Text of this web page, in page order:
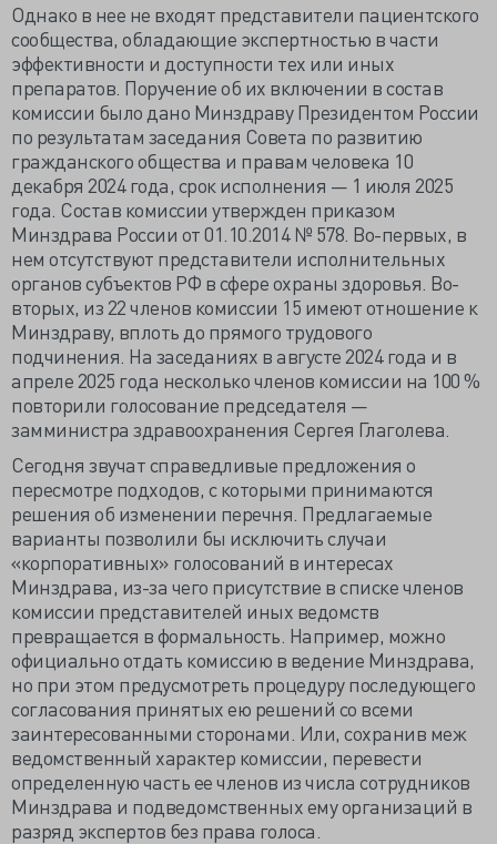
Однако в нее не входят представители пациентского
сообщества, обладающие экспертностью в части
эффективности и доступности тех или иных
препаратов. Поручение об их включении в состав
комиссии было дано Минздраву Президентом России
по результатам заседания Совета по развитию
гражданского общества и правам человека 10
декабря 2024 года, срок исполнения — 1 июля 2025
года. Состав комиссии утвержден приказом
Минздрава России от 01.10.2014 № 578. Во-первых, в
нем отсутствуют представители исполнительных
органов субъектов РФ в сфере охраны здоровья. Во-
вторых, из 22 членов комиссии 15 имеют отношение к
Минздраву, вплоть до прямого трудового
подчинения. На заседаниях в августе 2024 года и в
апреле 2025 года несколько членов комиссии на 100 %
повторили голосование председателя —
замминистра здравоохранения Сергея Глаголева.
Сегодня звучат справедливые предложения о
пересмотре подходов, с которыми принимаются
решения об изменении перечня. Предлагаемые
варианты позволили бы исключить случаи
«корпоративных» голосований в интересах
Минздрава, из-за чего присутствие в списке членов
комиссии представителей иных ведомств
превращается в формальность. Например, можно
официально отдать комиссию в ведение Минздрава,
но при этом предусмотреть процедуру последующего
согласования принятых ею решений со всеми
заинтересованными сторонами. Или, сохранив меж
ведомственный характер комиссии, перевести
определенную часть ее членов из числа сотрудников
Минздрава и подведомственных ему организаций в
разряд экспертов без права голоса.